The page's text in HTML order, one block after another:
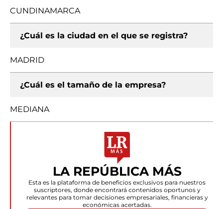
CUNDINAMARCA
¿Cuál es la ciudad en el que se registra?
MADRID
¿Cuál es el tamaño de la empresa?
MEDIANA
LA REPÚBLICA MÁS
Esta es la plataforma de beneficios exclusivos para nuestros
suscriptores, donde encontrará contenidos oportunos y
relevantes para tomar decisiones empresariales, financieras y
económicas acertadas.